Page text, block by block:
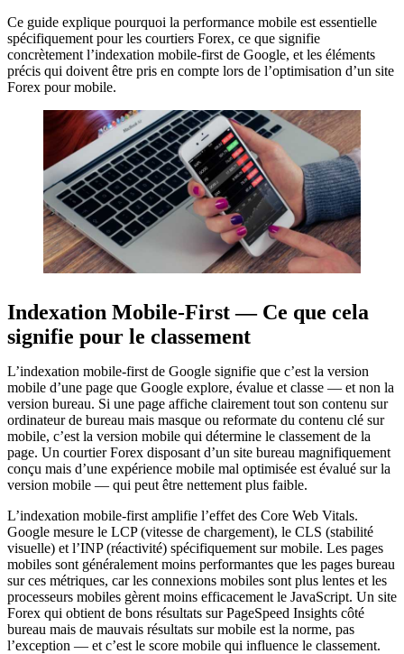
Ce guide explique pourquoi la performance mobile est essentielle
spécifiquement pour les courtiers Forex, ce que signifie
concrètement l’indexation mobile-first de Google, et les éléments
précis qui doivent être pris en compte lors de l’optimisation d’un site
Forex pour mobile.
Indexation Mobile-First — Ce que cela
signifie pour le classement
L’indexation mobile-first de Google signifie que c’est la version
mobile d’une page que Google explore, évalue et classe — et non la
version bureau. Si une page affiche clairement tout son contenu sur
ordinateur de bureau mais masque ou reformate du contenu clé sur
mobile, c’est la version mobile qui détermine le classement de la
page. Un courtier Forex disposant d’un site bureau magnifiquement
conçu mais d’une expérience mobile mal optimisée est évalué sur la
version mobile — qui peut être nettement plus faible.
L’indexation mobile-first amplifie l’effet des Core Web Vitals.
Google mesure le LCP (vitesse de chargement), le CLS (stabilité
visuelle) et l’INP (réactivité) spécifiquement sur mobile. Les pages
mobiles sont généralement moins performantes que les pages bureau
sur ces métriques, car les connexions mobiles sont plus lentes et les
processeurs mobiles gèrent moins efficacement le JavaScript. Un site
Forex qui obtient de bons résultats sur PageSpeed Insights côté
bureau mais de mauvais résultats sur mobile est la norme, pas
l’exception — et c’est le score mobile qui influence le classement.